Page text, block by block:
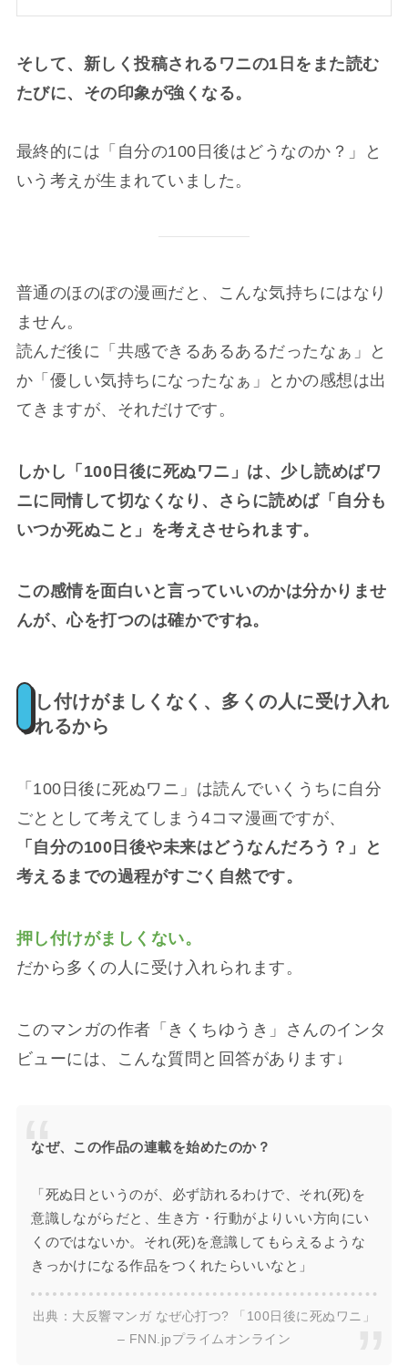
そして、新しく投稿されるワニの1日をまた読む
たびに、その印象が強くなる。
最終的には「自分の100日後はどうなのか？」と
いう考えが生まれていました。
普通のほのぼの漫画だと、こんな気持ちにはなり
ません。
読んだ後に「共感できるあるあるだったなぁ」と
か「優しい気持ちになったなぁ」とかの感想は出
てきますが、それだけです。
しかし「100日後に死ぬワニ」は、少し読めばワ
ニに同情して切なくなり、さらに読めば「自分も
いつか死ぬこと」を考えさせられます。
この感情を面白いと言っていいのかは分かりませ
んが、心を打つのは確かですね。
押し付けがましくなく、多くの人に受け入れ
られるから
「100日後に死ぬワニ」は読んでいくうちに自分
ごととして考えてしまう4コマ漫画ですが、
「自分の100日後や未来はどうなんだろう？」と
考えるまでの過程がすごく自然です。
押し付けがましくない。
だから多くの人に受け入れられます。
このマンガの作者「きくちゆうき」さんのインタ
ビューには、こんな質問と回答があります↓
なぜ、この作品の連載を始めたのか？
「死ぬ日というのが、必ず訪れるわけで、それ(死)を
意識しながらだと、生き方・行動がよりいい方向にい
くのではないか。それ(死)を意識してもらえるような
きっかけになる作品をつくれたらいいなと」
出典： 大反響マンガ なぜ心打つ? 「100日後に死ぬワニ」
– FNN.jpプライムオンライン